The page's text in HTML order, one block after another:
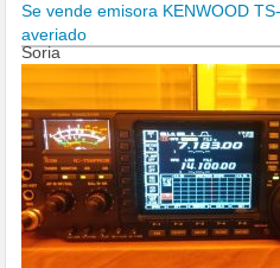
Se vende emisora KENWOOD
averiado
Soria